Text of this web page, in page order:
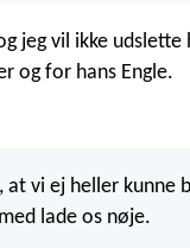
jeg vil ikke udslette
og for hans Engle.
vi ej heller kunne
lade os nøje.